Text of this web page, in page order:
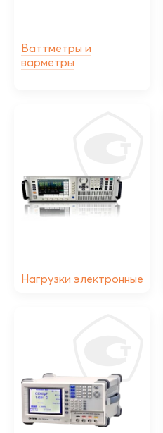
Ваттметры и
варметры
Нагрузки электронные